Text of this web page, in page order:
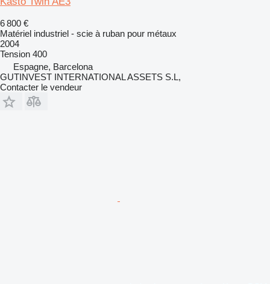
6 800 €
Matériel industriel - scie à ruban pour métaux
2004
Tension 400
Espagne, Barcelona
GUTINVEST INTERNATIONAL ASSETS S.L,
Contacter le vendeur